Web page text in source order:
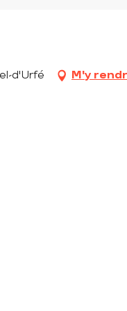
d'Urfé M'y